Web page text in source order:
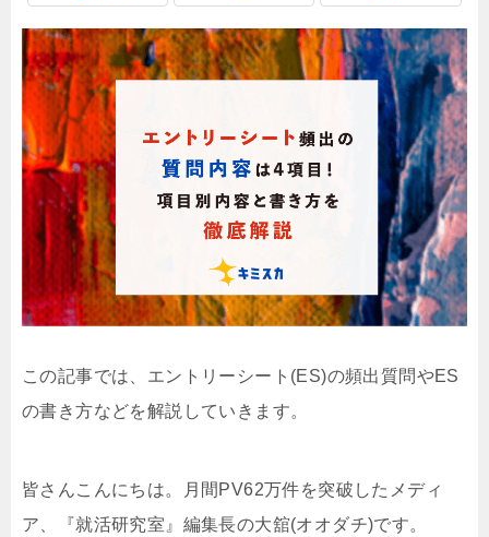
この記事では、エントリーシート(ES)の頻出質問やES
の書き方などを解説していきます。
皆さんこんにちは。月間PV62万件を突破したメディ
ア、『就活研究室』編集長の大舘(オオダチ)です。